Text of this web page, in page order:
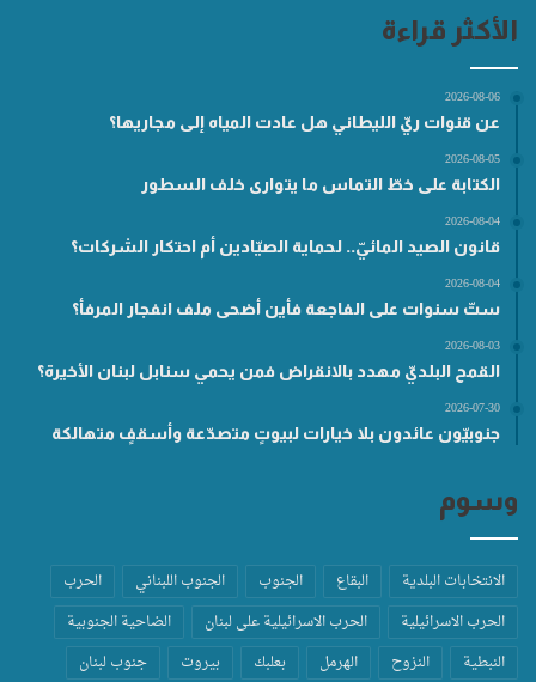
الأكثر قراءة
2026-08-06
عن قنوات ريّ الليطاني هل عادت المياه إلى مجاريها؟
2026-08-05
الكتابة على خطّ التماس ما يتوارى خلف السطور
2026-08-04
قانون الصيد المائيّ.. لحماية الصيّادين أم احتكار الشركات؟
2026-08-04
ستّ سنوات على الفاجعة فأين أضحى ملف انفجار المرفأ؟
2026-08-03
القمح البلديّ مهدد بالانقراض فمن يحمي سنابل لبنان الأخيرة؟
2026-07-30
جنوبيّون عائدون بلا خيارات لبيوتٍ متصدّعة وأسقفٍ متهالكة
وسوم
الانتخابات البلدية البقاع الجنوب الجنوب اللبناني
الحرب
الحرب الاسرائيلية
الحرب الاسرائيلية على لبنان
الضاحية الجنوبية
النبطية
النزوح الهرمل بعلبك بيروت
جنوب لبنان